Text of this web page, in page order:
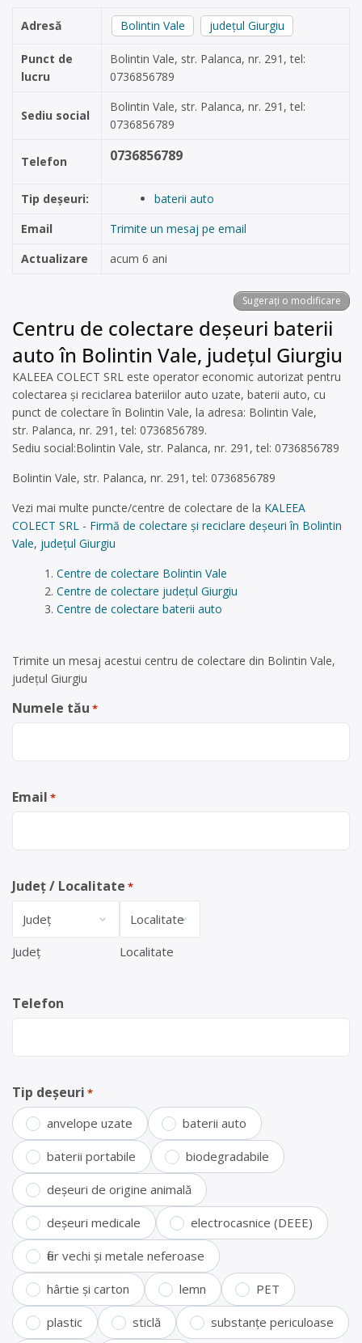
Adresă Bolintin Vale județul Giurgiu
Punct de
lucru
Bolintin Vale, str. Palanca, nr. 291, tel:
0736856789
Sediu social
Bolintin Vale, str. Palanca, nr. 291, tel:
0736856789
Telefon 0736856789
Tip deșeuri:
baterii auto
Email
Trimite un mesaj pe email
Actualizare
acum 6 ani
Sugerați o modificare
Centru de colectare deșeuri baterii
auto în Bolintin Vale, județul Giurgiu
KALEEA COLECT SRL este operator economic autorizat pentru
colectarea și reciclarea bateriilor auto uzate, baterii auto, cu
punct de colectare în Bolintin Vale, la adresa: Bolintin Vale,
str. Palanca, nr. 291, tel: 0736856789.
Sediu social:Bolintin Vale, str. Palanca, nr. 291, tel: 0736856789
Bolintin Vale, str. Palanca, nr. 291, tel: 0736856789
Vezi mai multe puncte/centre de colectare de la KALEEA
COLECT SRL - Firmă de colectare și reciclare deșeuri în Bolintin
Vale, județul Giurgiu
Centre de colectare Bolintin Vale
Centre de colectare județul Giurgiu
Centre de colectare baterii auto
Trimite un mesaj acestui centru de colectare din Bolintin Vale,
județul Giurgiu
Numele tău *
Email *
Județ / Localitate *
Județ Localitate
Telefon
Tip deșeuri *
anvelope uzate baterii auto
baterii portabile biodegradabile
deșeuri de origine animală
deșeuri medicale electrocasnice (DEEE)
fier vechi și metale neferoase
hârtie și carton lemn PET
plastic sticlă substanțe periculoase